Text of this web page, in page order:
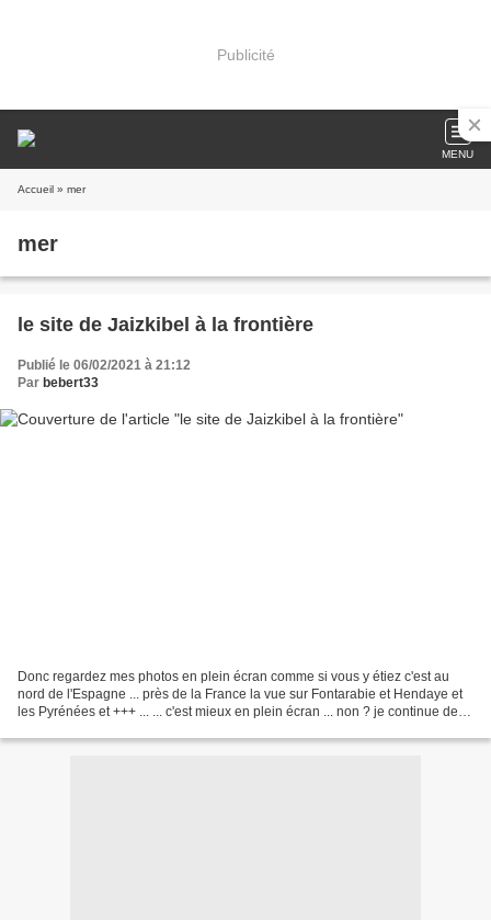
Publicité
MENU
Accueil » mer
mer
le site de Jaizkibel à la frontière
Publié le 06/02/2021 à 21:12
Par bebert33
Donc regardez mes photos en plein écran comme si vous y étiez c'est au
nord de l'Espagne ... près de la France la vue sur Fontarabie et Hendaye et
les Pyrénées et +++ ... ... c'est mieux en plein écran ... non ? je continue de